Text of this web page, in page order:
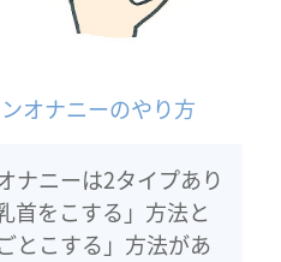
オナニーのやり方
ナニーは2タイプあり
首をこする」方法と
とこする」方法があ